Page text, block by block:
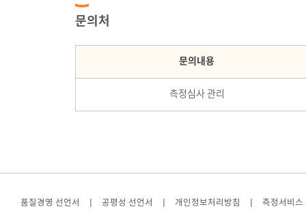
문의처
문의내용
측정심사 관리
품질경영 선언서 공평성 선언서 개인정보처리방침 측정서비스